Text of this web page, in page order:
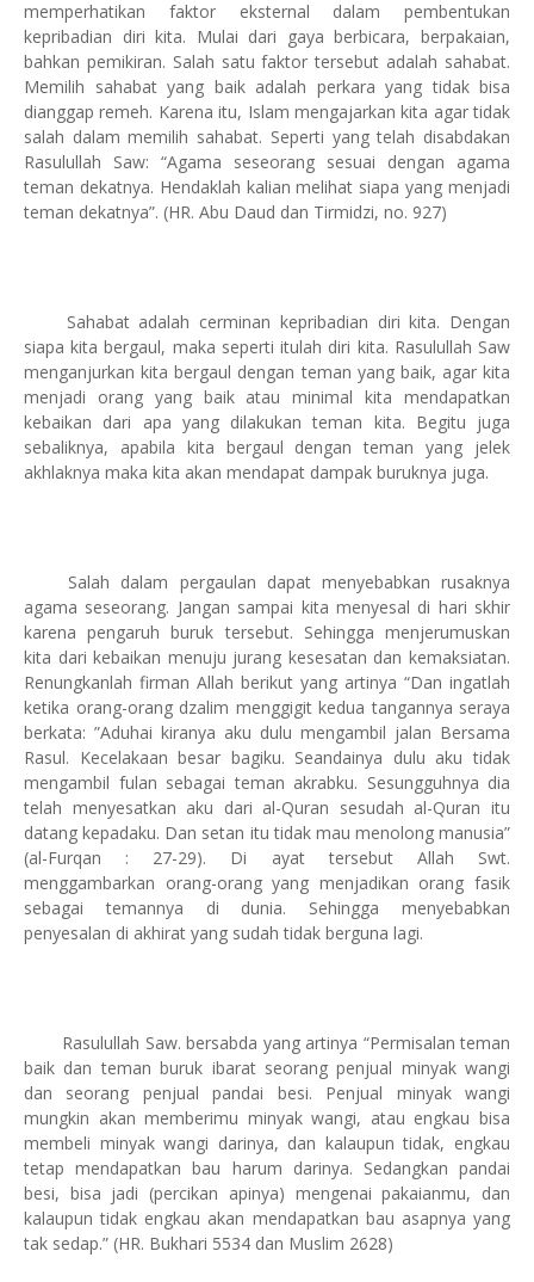
memperhatikan faktor eksternal dalam pembentukan
kepribadian diri kita. Mulai dari gaya berbicara, berpakaian,
bahkan pemikiran. Salah satu faktor tersebut adalah sahabat.
Memilih sahabat yang baik adalah perkara yang tidak bisa
dianggap remeh. Karena itu, Islam mengajarkan kita agar tidak
salah dalam memilih sahabat. Seperti yang telah disabdakan
Rasulullah Saw: “Agama seseorang sesuai dengan agama
teman dekatnya. Hendaklah kalian melihat siapa yang menjadi
teman dekatnya”. (HR. Abu Daud dan Tirmidzi, no. 927)
Sahabat adalah cerminan kepribadian diri kita. Dengan
siapa kita bergaul, maka seperti itulah diri kita. Rasulullah Saw
menganjurkan kita bergaul dengan teman yang baik, agar kita
menjadi orang yang baik atau minimal kita mendapatkan
kebaikan dari apa yang dilakukan teman kita. Begitu juga
sebaliknya, apabila kita bergaul dengan teman yang jelek
akhlaknya maka kita akan mendapat dampak buruknya juga.
Salah dalam pergaulan dapat menyebabkan rusaknya
agama seseorang. Jangan sampai kita menyesal di hari skhir
karena pengaruh buruk tersebut. Sehingga menjerumuskan
kita dari kebaikan menuju jurang kesesatan dan kemaksiatan.
Renungkanlah firman Allah berikut yang artinya “Dan ingatlah
ketika orang-orang dzalim menggigit kedua tangannya seraya
berkata: ”Aduhai kiranya aku dulu mengambil jalan Bersama
Rasul. Kecelakaan besar bagiku. Seandainya dulu aku tidak
mengambil fulan sebagai teman akrabku. Sesungguhnya dia
telah menyesatkan aku dari al-Quran sesudah al-Quran itu
datang kepadaku. Dan setan itu tidak mau menolong manusia”
(al-Furqan : 27-29). Di ayat tersebut Allah Swt.
menggambarkan orang-orang yang menjadikan orang fasik
sebagai temannya di dunia. Sehingga menyebabkan
penyesalan di akhirat yang sudah tidak berguna lagi.
Rasulullah Saw. bersabda yang artinya “Permisalan teman
baik dan teman buruk ibarat seorang penjual minyak wangi
dan seorang penjual pandai besi. Penjual minyak wangi
mungkin akan memberimu minyak wangi, atau engkau bisa
membeli minyak wangi darinya, dan kalaupun tidak, engkau
tetap mendapatkan bau harum darinya. Sedangkan pandai
besi, bisa jadi (percikan apinya) mengenai pakaianmu, dan
kalaupun tidak engkau akan mendapatkan bau asapnya yang
tak sedap.” (HR. Bukhari 5534 dan Muslim 2628)